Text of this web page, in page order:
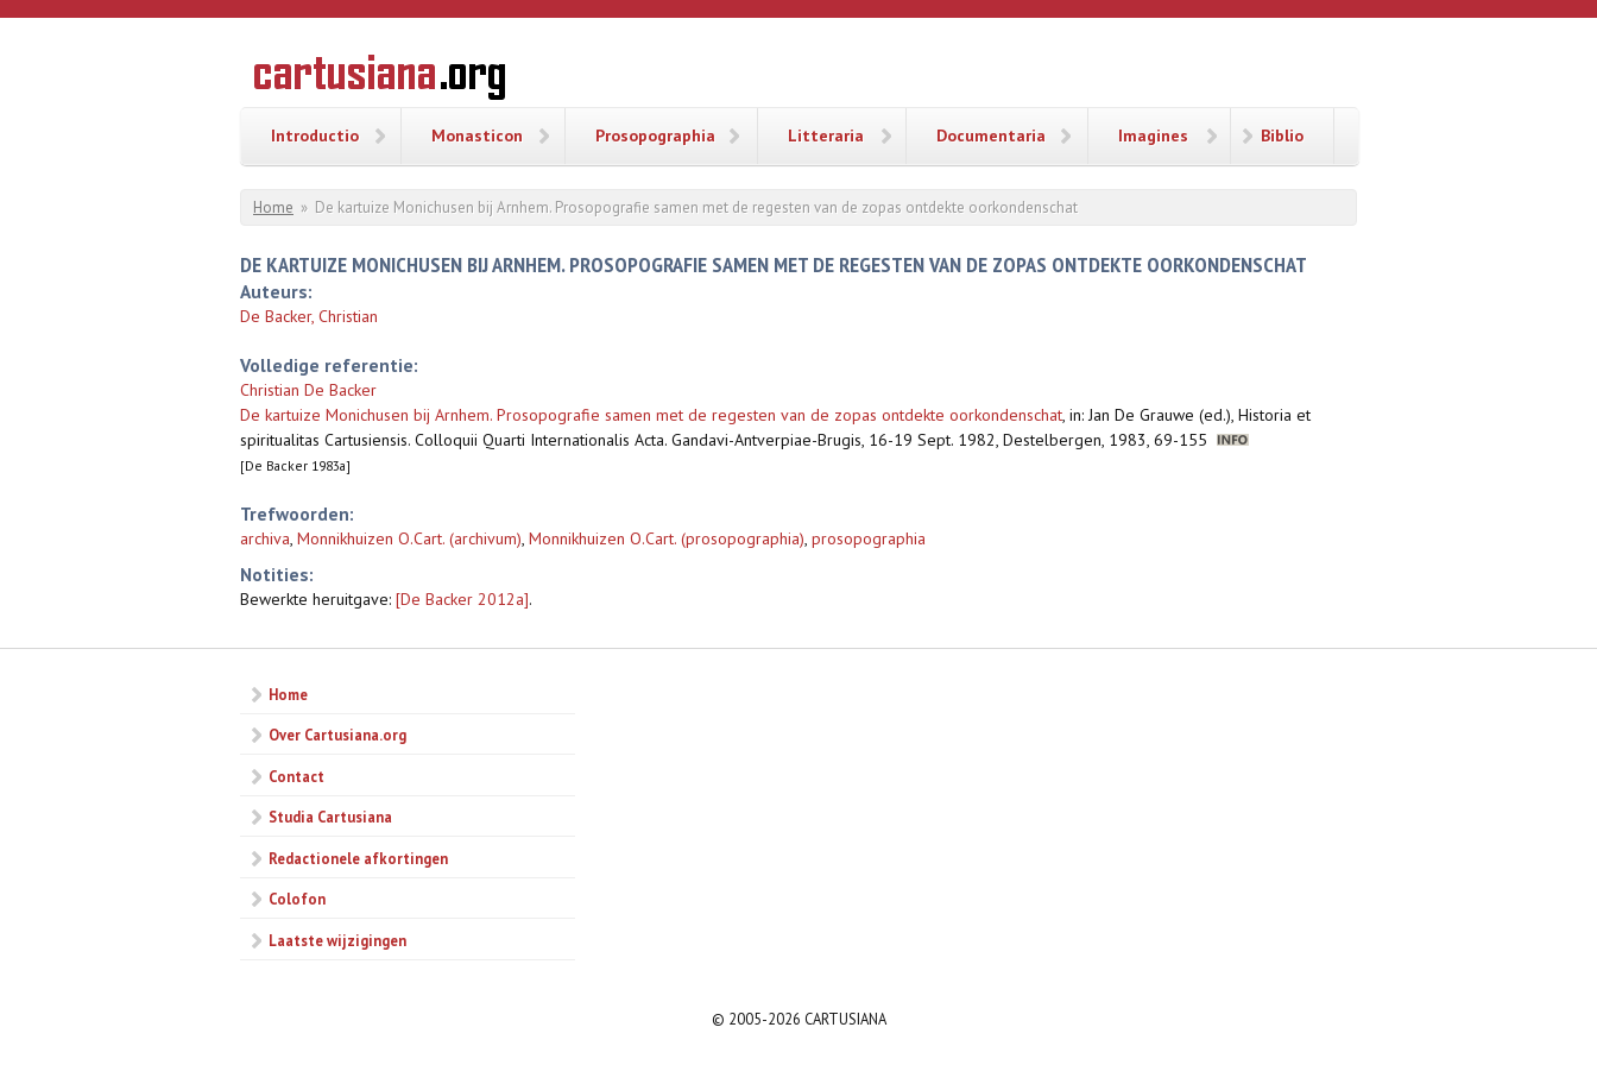
Overslaan en naar de inhoud gaan
CARTUSIANA
Geschiedenis
van de
Introductio Monasticon Prosopographia Litteraria Documentaria Imagines Biblio
U bent hier
Home » De kartuize Monichusen bij Arnhem. Prosopografie samen met de regesten van de zopas ontdekte oorkondenschat
DE KARTUIZE MONICHUSEN BIJ ARNHEM. PROSOPOGRAFIE SAMEN MET DE REGESTEN VAN DE ZOPAS ONTDEKTE OORKONDENSCHAT
Auteurs:
De Backer, Christian
Volledige referentie:
Christian De Backer
De kartuize Monichusen bij Arnhem. Prosopografie samen met de regesten van de zopas ontdekte oorkondenschat, in: Jan De Grauwe (ed.), Historia et
spiritualitas Cartusiensis. Colloquii Quarti Internationalis Acta. Gandavi-Antverpiae-Brugis, 16-19 Sept. 1982, Destelbergen, 1983, 69-155
[De Backer 1983a]
Trefwoorden:
archiva, Monnikhuizen O.Cart. (archivum), Monnikhuizen O.Cart. (prosopographia), prosopographia
Notities:
Bewerkte heruitgave: [De Backer 2012a].
Home
Over Cartusiana.org
Contact
Studia Cartusiana
Redactionele afkortingen
Colofon
Laatste wijzigingen
© 2005-2026 CARTUSIANA